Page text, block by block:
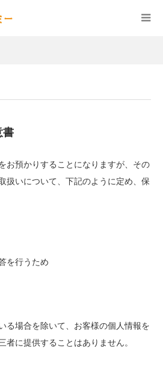
書
お預かりすることになりますが、その
扱いについて、下記のように定め、保
を行うため
る場合を除いて、お客様の個人情報を
者に提供することはありません。